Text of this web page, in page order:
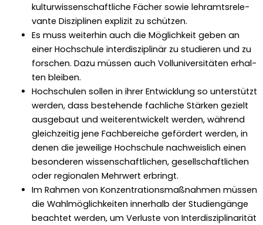
kul­tur­wis­senschaftliche Fäch­er sowie lehramt­srel­e­
vante Diszi­plinen expliz­it zu schützen.
Es muss weit­er­hin auch die Möglichkeit geben an
ein­er Hochschule inter­diszi­plinär zu studieren und zu
forschen. Dazu müssen auch Vol­lu­ni­ver­sitäten erhal­
ten bleiben.
Hochschulen sollen in ihrer Entwick­lung so unter­stützt
wer­den, dass beste­hende fach­liche Stärken gezielt
aus­ge­baut und weit­er­en­twick­elt wer­den, während
gle­ichzeit­ig jene Fach­bere­iche gefördert wer­den, in
denen die jew­eilige Hochschule nach­weis­lich einen
beson­deren wis­senschaftlichen, gesellschaftlichen
oder regionalen Mehrw­ert erbringt.
Im Rah­men von Konzen­tra­tions­maß­nah­men müssen
die Wahlmöglichkeit­en inner­halb der Stu­di­engänge
beachtet wer­den, um Ver­luste von Inter­diszi­pli­nar­ität